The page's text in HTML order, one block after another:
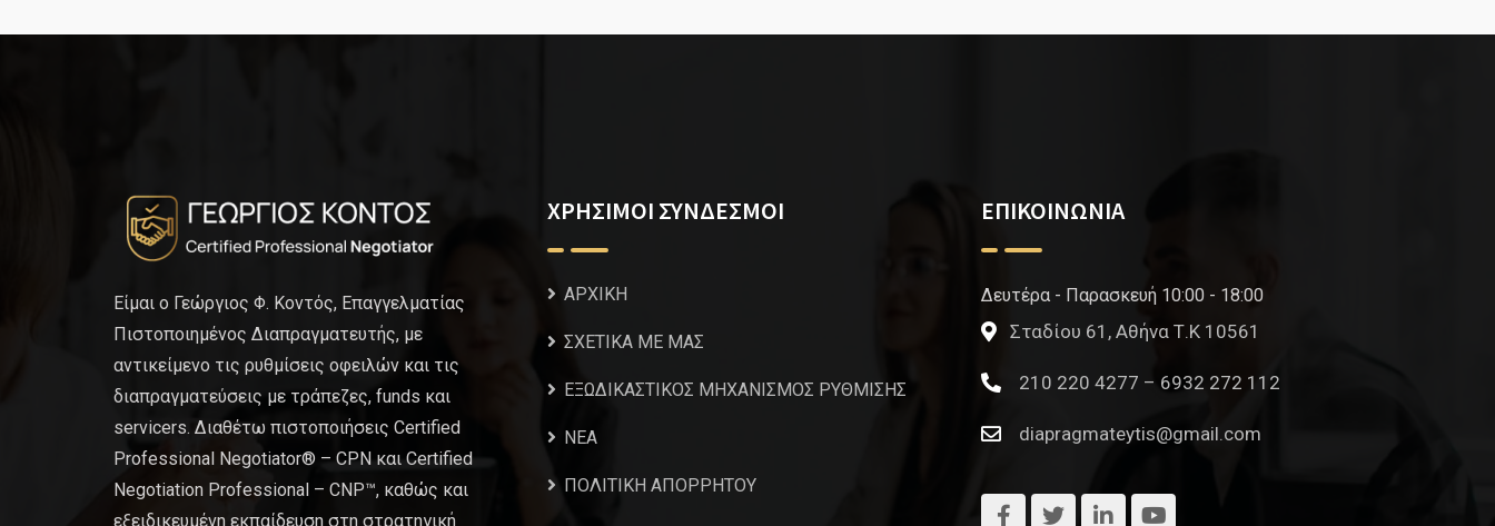
Είμαι ο Γεώργιος Φ. Κοντός, Επαγγελματίας
Πιστοποιημένος Διαπραγματευτής, με
αντικείμενο τις ρυθμίσεις οφειλών και τις
διαπραγματεύσεις με τράπεζες, funds και
servicers. Διαθέτω πιστοποιήσεις Certified
Professional Negotiator® – CPN και Certified
Negotiation Professional – CNP™, καθώς και
εξειδικευμένη εκπαίδευση στη στρατηγική
ΧΡΗΣΙΜΟΙ ΣΥΝΔΕΣΜΟΙ
ΑΡΧΙΚΗ
ΣΧΕΤΙΚΑ ΜΕ ΜΑΣ
ΕΞΩΔΙΚΑΣΤΙΚΟΣ ΜΗΧΑΝΙΣΜΟΣ ΡΥΘΜΙΣΗΣ
NEA
ΠΟΛΙΤΙΚΗ ΑΠΟΡΡΗΤΟΥ
ΕΠΙΚΟΙΝΩΝΙΑ
Δευτέρα - Παρασκευή 10:00 - 18:00
Σταδίου 61, Αθήνα Τ.Κ 10561
210 220 4277 – 6932 272 112
diapragmateytis@gmail.com